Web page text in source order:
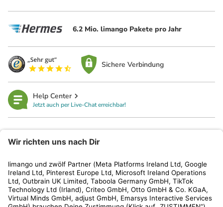
6.2 Mio. limango Pakete pro Jahr
Sichere Verbindung
Help Center
Jetzt auch per Live-Chat erreichbar!
Kundenservice
Shop